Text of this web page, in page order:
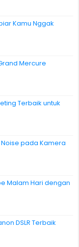
Kamu Nggak
Mercure
Terbaik untuk
pada Kamera
Malam Hari dengan
DSLR Terbaik